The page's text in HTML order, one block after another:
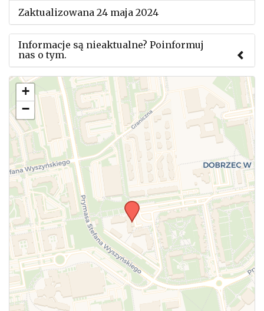
Zaktualizowana 24 maja 2024
Informacje są nieaktualne? Poinformuj
nas o tym.
Użyj tego formularza aby przesłać informację o
zmianach w powyższym mityngu.
+
−